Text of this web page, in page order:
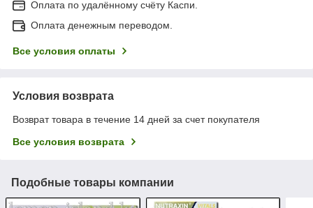
Оплата по удалённому счёту Каспи.
Оплата денежным переводом.
Все условия оплаты
Условия возврата
Возврат товара в течение 14 дней за счет покупателя
Все условия возврата
Подобные товары компании